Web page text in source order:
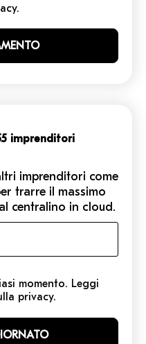
imprenditori
imprenditori come
trarre il massimo
centralino in cloud.
momento. Leggi
privacy.